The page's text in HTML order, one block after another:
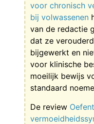
voor chronisch
bij volwassenen
van de redactie
dat ze
bijgewerkt en
voor klinische
moeilijk bewijs
standaard
De review